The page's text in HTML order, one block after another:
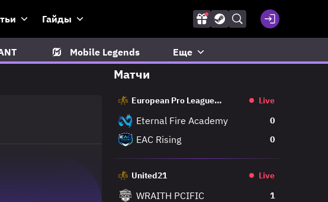
Гайды
Mobile Legends Еще
Матчи
European Pro League
Live
Eternal Fire Academy 0
EAC Rising 0
United21 Live
WRAITH PCIFIC 1